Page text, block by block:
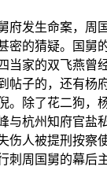
府发生命案，周
密的猜疑。国舅
当家的双飞燕曾
帖子的，还有杨
。除了花二狗，
与杭州知府官
伤人被提刑按
刺周国舅的幕